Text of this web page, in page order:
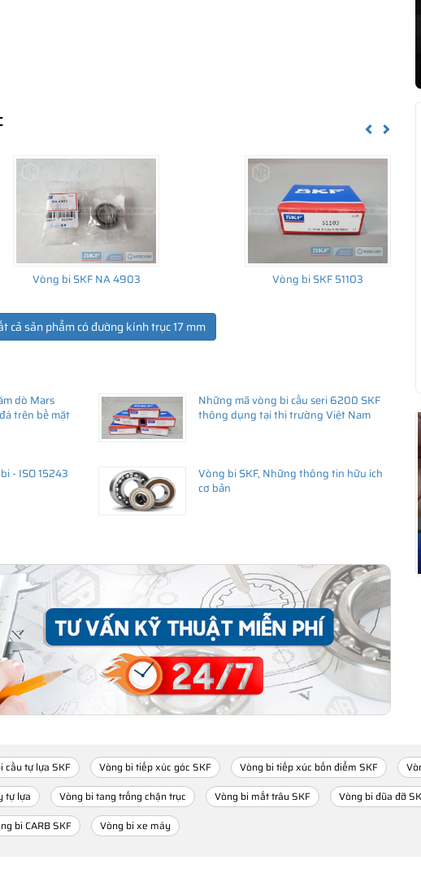
khi mua hàng
Previous
Vòng bi SKF NA 4903 Vòng bi SKF 51103
cả sản phẩm có đường kính trục 17 mm
dò Mars
trên bề mặt
Những mã vòng bi cầu seri 6200 SKF
thông dụng tại thị trường Việt Nam
- ISO 15243
Vòng bi SKF, Những thông tin hữu ích
cơ bản
cầu tự lựa SKF Vòng bi tiếp xúc góc SKF Vòng bi tiếp xúc bốn điểm SKF
tự lựa Vòng bi tang trống chặn trục Vòng bi mắt trâu SKF Vòng bi đũa đỡ
bi CARB SKF Vòng bi xe máy